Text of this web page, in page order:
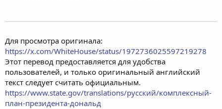
Для просмотра оригинала:
https://x.com/WhiteHouse/status/1972736025597219278
Этот перевод предоставляется для удобства
пользователей, и только оригинальный английский
текст следует считать официальным.
https://www.state.gov/translations/русский/комплексный-
план-президента-дональд